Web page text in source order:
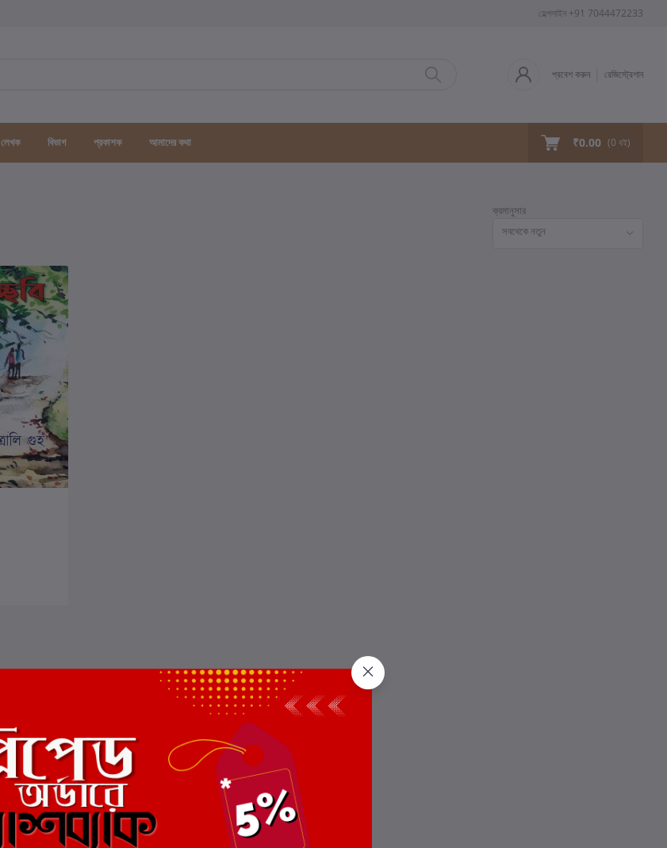
হেল্পলাইন +91 7044472233
প্রবেশ করুন রেজিস্ট্রেশান
লেখক বিভাগ প্রকাশক আমাদের কথা ₹0.00 (0 বই)
ক্রমানুসার
সবথেকে নতুন